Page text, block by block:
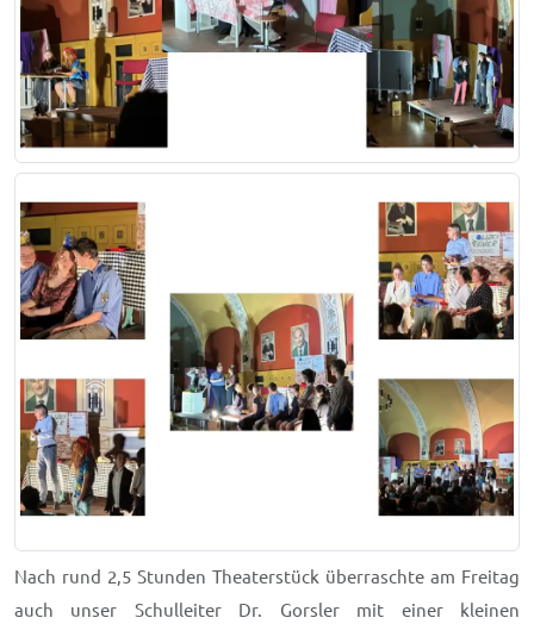
Nach rund 2,5 Stunden Theaterstück überraschte am Freitag
auch unser Schulleiter Dr. Gorsler mit einer kleinen